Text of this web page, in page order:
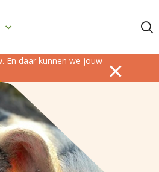
En daar kunnen we jouw